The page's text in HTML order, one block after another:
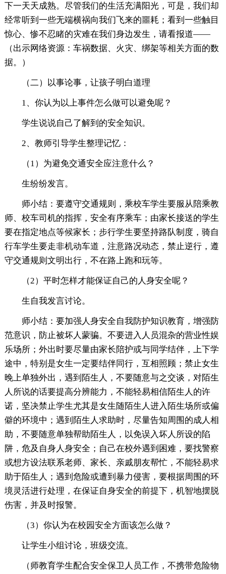
下一天天成熟。尽管我们的生活充满阳光，可是，我们却
经常听到一些无端横祸向我们飞来的噩耗；看到一些触目
惊心、惨不忍睹的灾难在我们身边发生，请看报道——
（出示网络资源：车祸数据、火灾、绑架等相关方面的数
据。）
（二）以事论事，让孩子明白道理
1、你认为以上事件怎么做可以避免呢？
学生说说自己了解到的安全知识。
2、教师引导学生整理记忆：
（1）为避免交通安全应注意什么？
生纷纷发言。
师小结：要遵守交通规则，乘校车学生要服从陪乘教
师、校车司机的指挥，安全有序乘车；由家长接送的学生
要在指定地点等候家长；步行学生要坚持路队制度，骑自
行车学生要走非机动车道，注意路况动态，禁止逆行，遵
守交通规则文明出行，不在路上跑和玩等。
（2）平时怎样才能保证自己的人身安全呢？
生自我发言讨论。
师小结：要加强人身安全自我防护知识教育，增强防
范意识，防止被坏人蒙骗。不要进入人员混杂的营业性娱
乐场所；外出时要尽量由家长陪护或与同学结伴，上下学
途中，特别是女生一定要结伴同行，互相照顾；禁止女生
晚上单独外出，遇到陌生人，不要随意与之交谈，对陌生
人所说的话要提高分辨能力，不能轻易相信陌生人的许
诺，坚决禁止学生尤其是女生随陌生人进入陌生场所或偏
僻的环境中；遇到陌生人求助时，尽量告知周围的成人相
助，不要随意单独帮助陌生人，以免误入坏人所设的陷
阱，危及自身人身安全；自己在校外遇到困难，要找警察
或想方设法联系老师、家长、亲戚朋友帮忙，不能轻易求
助于陌生人；遇到危险或遭到暴力侵害，要根据周围的环
境灵活进行处理，在保证自身安全的前提下，机智地摆脱
伤害，并及时报警。
（3）你认为在校园安全方面该怎么做？
让学生小组讨论，班级交流。
（师教育学生配合安全保卫人员工作，不携带危险物